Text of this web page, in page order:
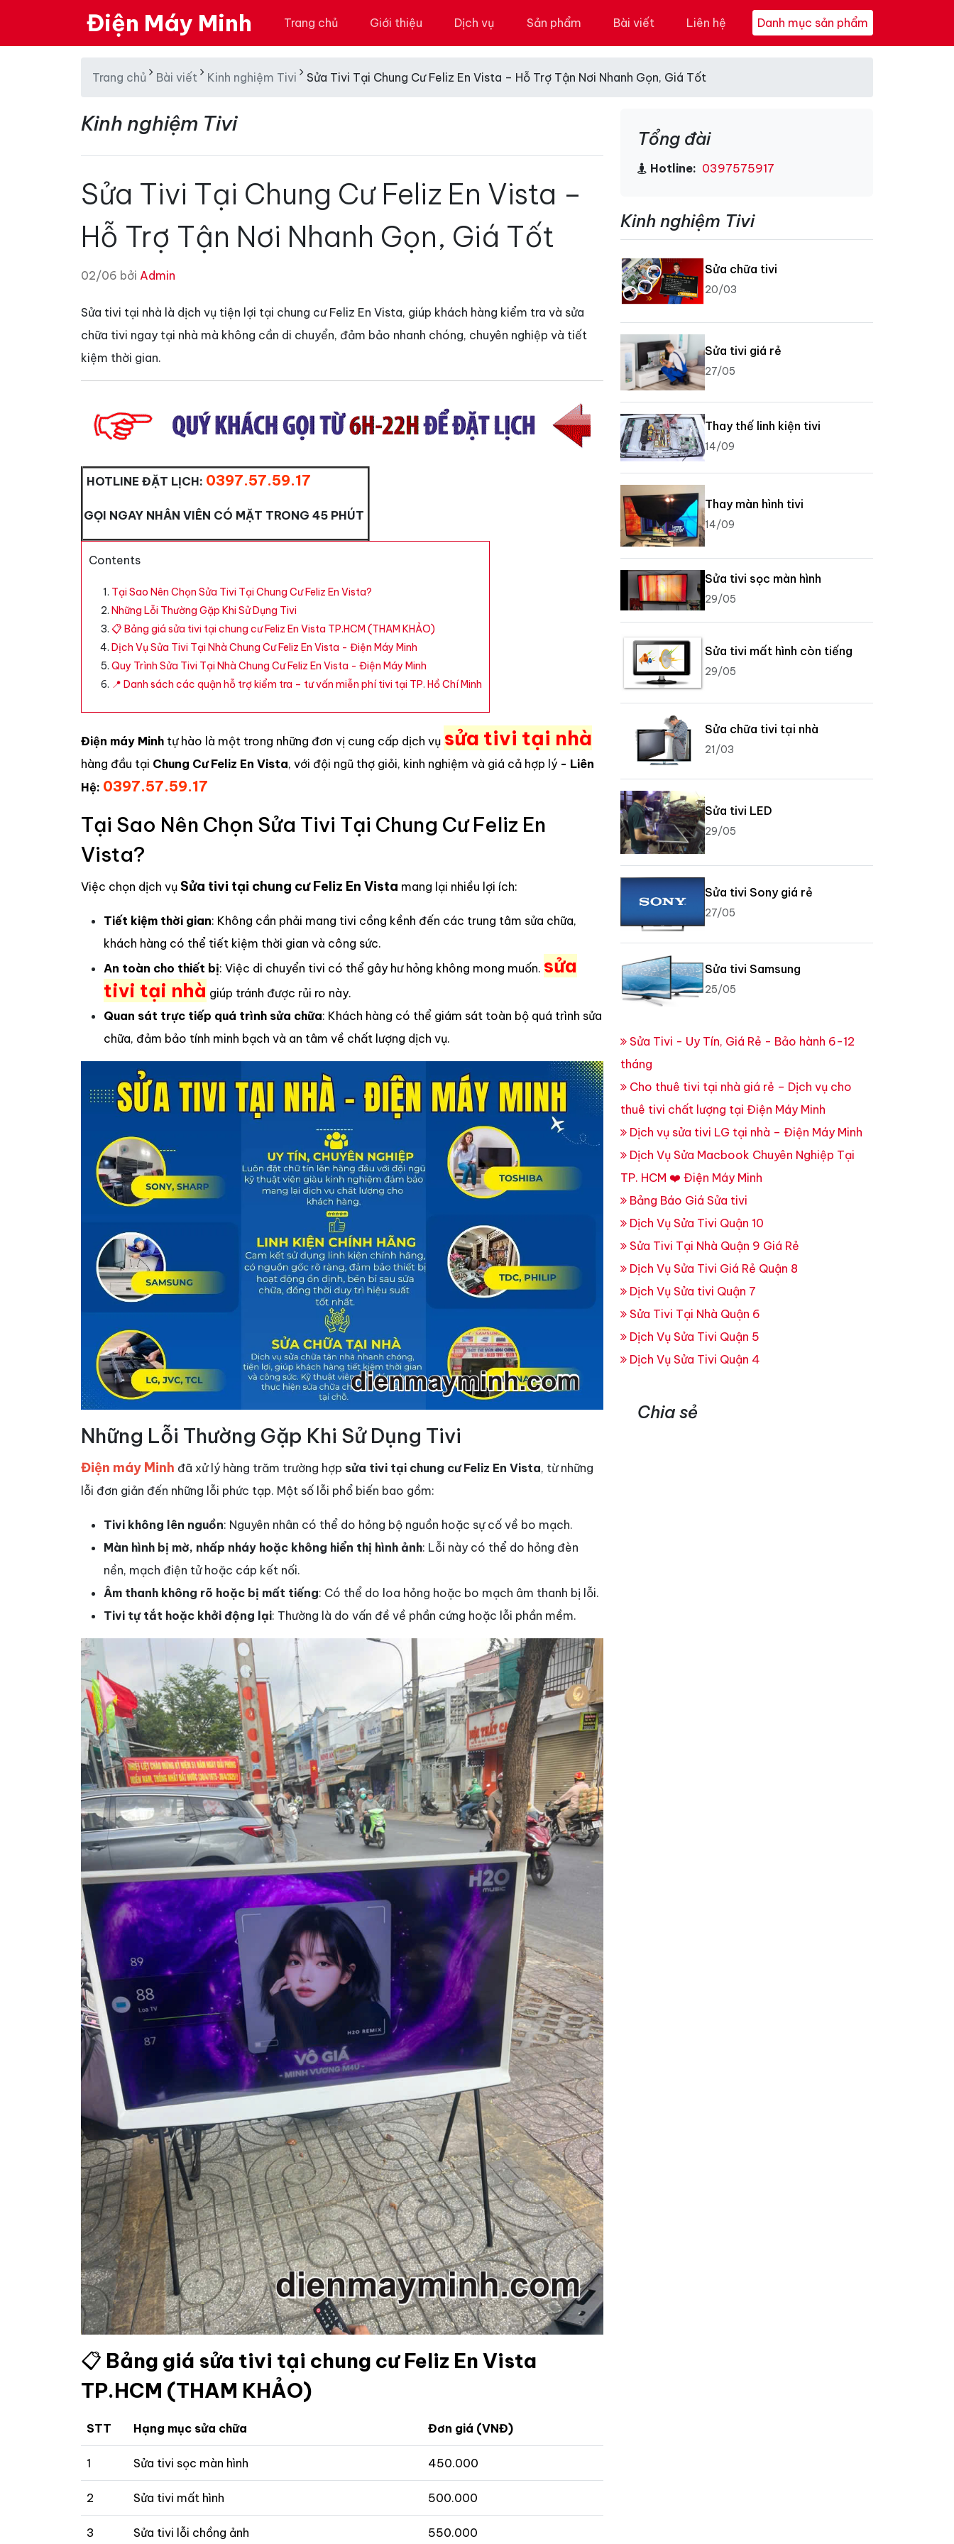
Điện Máy Minh Trang chủ Giới thiệu Dịch vụ Sản phẩm Bài viết Liên hệ Danh mục sản phẩm
Trang chủ Bài viết Kinh nghiệm Tivi Sửa Tivi Tại Chung Cư Feliz En Vista – Hỗ Trợ Tận Nơi Nhanh Gọn, Giá Tốt
Kinh nghiệm Tivi
Sửa Tivi Tại Chung Cư Feliz En Vista –
Hỗ Trợ Tận Nơi Nhanh Gọn, Giá Tốt
02/06 bởi Admin
Sửa tivi tại nhà là dịch vụ tiện lợi tại chung cư Feliz En Vista, giúp khách hàng kiểm tra và sửa
chữa tivi ngay tại nhà mà không cần di chuyển, đảm bảo nhanh chóng, chuyên nghiệp và tiết
kiệm thời gian.
HOTLINE ĐẶT LỊCH: 0397.57.59.17
GỌI NGAY NHÂN VIÊN CÓ MẶT TRONG 45 PHÚT
Contents
Tại Sao Nên Chọn Sửa Tivi Tại Chung Cư Feliz En Vista?
Những Lỗi Thường Gặp Khi Sử Dụng Tivi
📋 Bảng giá sửa tivi tại chung cư Feliz En Vista TP.HCM (THAM KHẢO)
Dịch Vụ Sửa Tivi Tại Nhà Chung Cư Feliz En Vista - Điện Máy Minh
Quy Trình Sửa Tivi Tại Nhà Chung Cư Feliz En Vista - Điện Máy Minh
📍 Danh sách các quận hỗ trợ kiểm tra – tư vấn miễn phí tivi tại TP. Hồ Chí Minh
Điện máy Minh tự hào là một trong những đơn vị cung cấp dịch vụ sửa tivi tại nhà
hàng đầu tại Chung Cư Feliz En Vista, với đội ngũ thợ giỏi, kinh nghiệm và giá cả hợp lý - Liên
Hệ: 0397.57.59.17
Tại Sao Nên Chọn Sửa Tivi Tại Chung Cư Feliz En
Vista?
Việc chọn dịch vụ Sửa tivi tại chung cư Feliz En Vista mang lại nhiều lợi ích:
Tiết kiệm thời gian: Không cần phải mang tivi cồng kềnh đến các trung tâm sửa chữa,
khách hàng có thể tiết kiệm thời gian và công sức.
An toàn cho thiết bị: Việc di chuyển tivi có thể gây hư hỏng không mong muốn. sửa
tivi tại nhà giúp tránh được rủi ro này.
Quan sát trực tiếp quá trình sửa chữa: Khách hàng có thể giám sát toàn bộ quá trình sửa
chữa, đảm bảo tính minh bạch và an tâm về chất lượng dịch vụ.
Những Lỗi Thường Gặp Khi Sử Dụng Tivi
Điện máy Minh đã xử lý hàng trăm trường hợp sửa tivi tại chung cư Feliz En Vista, từ những
lỗi đơn giản đến những lỗi phức tạp. Một số lỗi phổ biến bao gồm:
Tivi không lên nguồn: Nguyên nhân có thể do hỏng bộ nguồn hoặc sự cố về bo mạch.
Màn hình bị mờ, nhấp nháy hoặc không hiển thị hình ảnh: Lỗi này có thể do hỏng đèn
nền, mạch điện tử hoặc cáp kết nối.
Âm thanh không rõ hoặc bị mất tiếng: Có thể do loa hỏng hoặc bo mạch âm thanh bị lỗi.
Tivi tự tắt hoặc khởi động lại: Thường là do vấn đề về phần cứng hoặc lỗi phần mềm.
📋 Bảng giá sửa tivi tại chung cư Feliz En Vista
TP.HCM (THAM KHẢO)
STT Hạng mục sửa chữa Đơn giá (VNĐ)
1 Sửa tivi sọc màn hình 450.000
2 Sửa tivi mất hình 500.000
3 Sửa tivi lỗi chồng ảnh 550.000
Tổng đài
Hotline: 0397575917
Kinh nghiệm Tivi
Sửa chữa tivi
20/03
Sửa tivi giá rẻ
27/05
Thay thế linh kiện tivi
14/09
Thay màn hình tivi
14/09
Sửa tivi sọc màn hình
29/05
Sửa tivi mất hình còn tiếng
29/05
Sửa chữa tivi tại nhà
21/03
Sửa tivi LED
29/05
Sửa tivi Sony giá rẻ
27/05
Sửa tivi Samsung
25/05
Sửa Tivi - Uy Tín, Giá Rẻ - Bảo hành 6-12
tháng
Cho thuê tivi tại nhà giá rẻ – Dịch vụ cho
thuê tivi chất lượng tại Điện Máy Minh
Dịch vụ sửa tivi LG tại nhà – Điện Máy Minh
Dịch Vụ Sửa Macbook Chuyên Nghiệp Tại
TP. HCM ❤️ Điện Máy Minh
Bảng Báo Giá Sửa tivi
Dịch Vụ Sửa Tivi Quận 10
Sửa Tivi Tại Nhà Quận 9 Giá Rẻ
Dịch Vụ Sửa Tivi Giá Rẻ Quận 8
Dịch Vụ Sửa tivi Quận 7
Sửa Tivi Tại Nhà Quận 6
Dịch Vụ Sửa Tivi Quận 5
Dịch Vụ Sửa Tivi Quận 4
Chia sẻ